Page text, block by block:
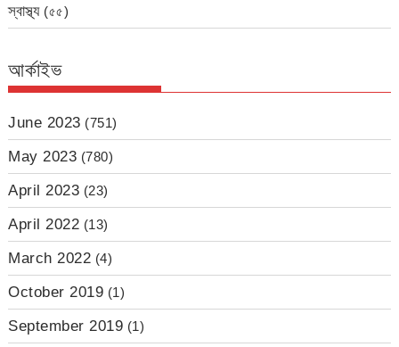
স্বাস্থ্য(৫৫)
আর্কাইভ
June 2023 (751)
May 2023 (780)
April 2023 (23)
April 2022 (13)
March 2022 (4)
October 2019 (1)
September 2019 (1)